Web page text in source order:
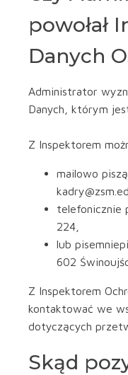
powołał
Danych
Administrator
Danych, którym
Z Inspektorem
mailowo
telefonicznie
224,
lub
602
Z Inspektorem
kontaktować we
dotyczących
Skąd